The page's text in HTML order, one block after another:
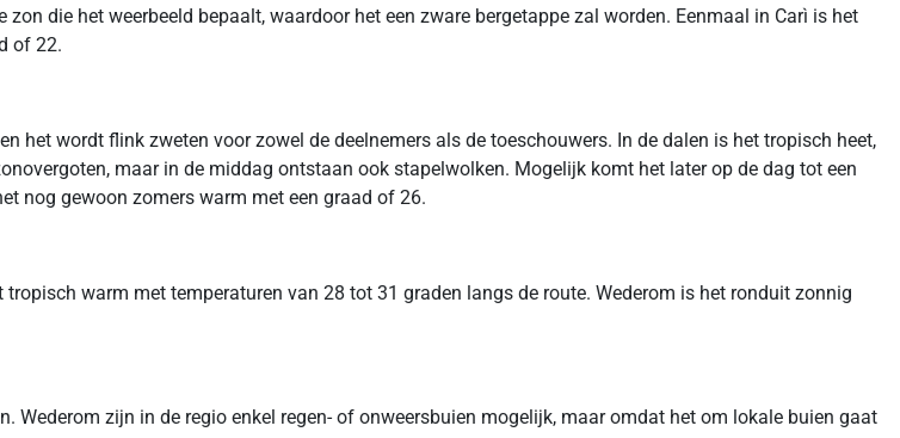
die het weerbeeld bepaalt, waardoor het een zware bergetappe zal worden. Eenmaal in Carì is het
of 22.
het wordt flink zweten voor zowel de deelnemers als de toeschouwers. In de dalen is het tropisch heet,
maar in de middag ontstaan ook stapelwolken. Mogelijk komt het later op de dag tot een
nog gewoon zomers warm met een graad of 26.
warm met temperaturen van 28 tot 31 graden langs de route. Wederom is het ronduit zonnig
zijn in de regio enkel regen- of onweersbuien mogelijk, maar omdat het om lokale buien gaat